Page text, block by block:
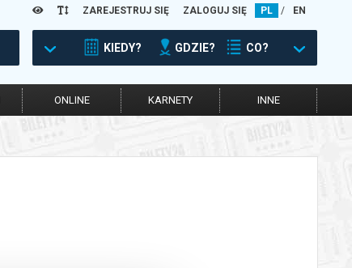
ZAREJESTRUJ SIĘ ZALOGUJ SIĘ PL / EN
KIEDY? GDZIE? CO?
ONLINE KARNETY INNE